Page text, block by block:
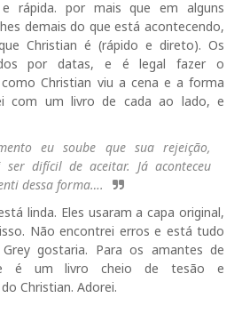
rápida. por mais que em alguns
demais do que está acontecendo,
Christian é (rápido e direto). Os
por datas, e é legal fazer o
Christian viu a cena e a forma
com um livro de cada ao lado, e
eu soube que sua rejeição,
difícil de aceitar. Já aconteceu
dessa forma….
linda. Eles usaram a capa original,
Não encontrei erros e está tudo
gostaria. Para os amantes de
é um livro cheio de tesão e
Christian. Adorei.